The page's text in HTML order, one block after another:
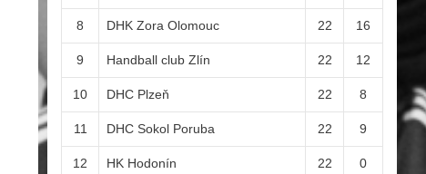
8 DHK Zora Olomouc 22 16
9 Handball club Zlín 22 12
10 DHC Plzeň 22 8
11 DHC Sokol Poruba 22 9
12 HK Hodonín 22
0